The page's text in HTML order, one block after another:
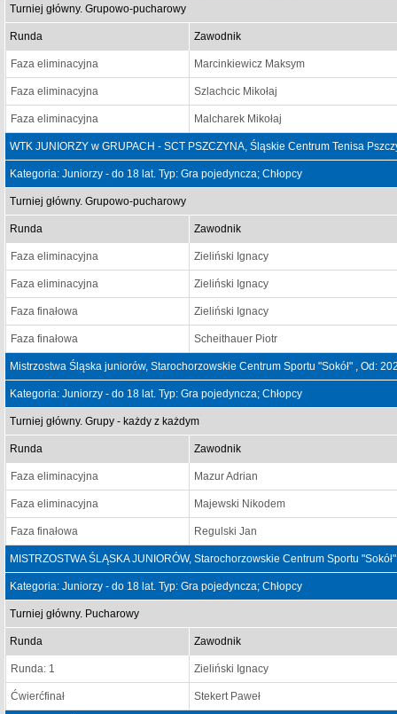
Turniej główny. Grupowo-pucharowy
Runda Zawodnik
Faza eliminacyjna Marcinkiewicz Maksym
Faza eliminacyjna Szlachcic Mikołaj
Faza eliminacyjna Malcharek Mikołaj
WTK JUNIORZY w GRUPACH - SCT PSZCZYNA, Śląskie Centrum Tenisa
Kategoria: Juniorzy - do 18 lat. Typ: Gra pojedyncza; Chłopcy
Turniej główny. Grupowo-pucharowy
Runda Zawodnik
Faza eliminacyjna Zieliński Ignacy
Faza eliminacyjna Zieliński Ignacy
Faza finałowa Zieliński Ignacy
Faza finałowa Scheithauer Piotr
Mistrzostwa Śląska juniorów, Starochorzowskie Centrum Sportu "Sokół" , Od:
Kategoria: Juniorzy - do 18 lat. Typ: Gra pojedyncza; Chłopcy
Turniej główny. Grupy - każdy z każdym
Runda Zawodnik
Faza eliminacyjna Mazur Adrian
Faza eliminacyjna Majewski Nikodem
Faza finałowa Regulski Jan
MISTRZOSTWA ŚLĄSKA JUNIORÓW, Starochorzowskie Centrum Sportu
Kategoria: Juniorzy - do 18 lat. Typ: Gra pojedyncza; Chłopcy
Turniej główny. Pucharowy
Runda Zawodnik
Runda: 1 Zieliński Ignacy
Ćwierćfinał Stekert Paweł